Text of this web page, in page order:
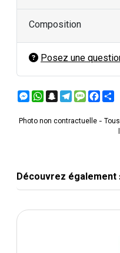
Composition
Posez une
Messenger
WhatsApp
Snapchat
Telegram
Message
Photo non contractuelle -
Découvrez également